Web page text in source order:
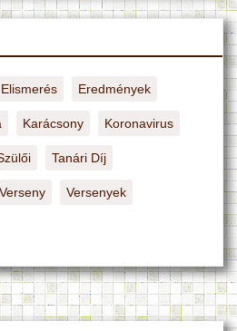
Elismerés Eredmények
Karácsony Koronavirus
Tanári Díj
Verseny Versenyek